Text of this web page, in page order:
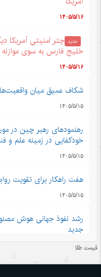
۱۴۰۵/۵/۱۶
جدید چتر امنیتی آمریکا
خلیج فارس به سوی موازنه
۱۴۰۵/۵/۱۶
شکاف عمیق میان
۱۴۰۵/۵/۱۵
رهنمودهای رهبر چین در
خودکفایی در زمینه علم و
۱۴۰۵/۵/۱۵
هفت راهکار برای تقویت
۱۴۰۵/۵/۱۵
رشد نفوذ جهانی هوش
جدید
۱۴۰۵/۵/۱۵قیمت طلا